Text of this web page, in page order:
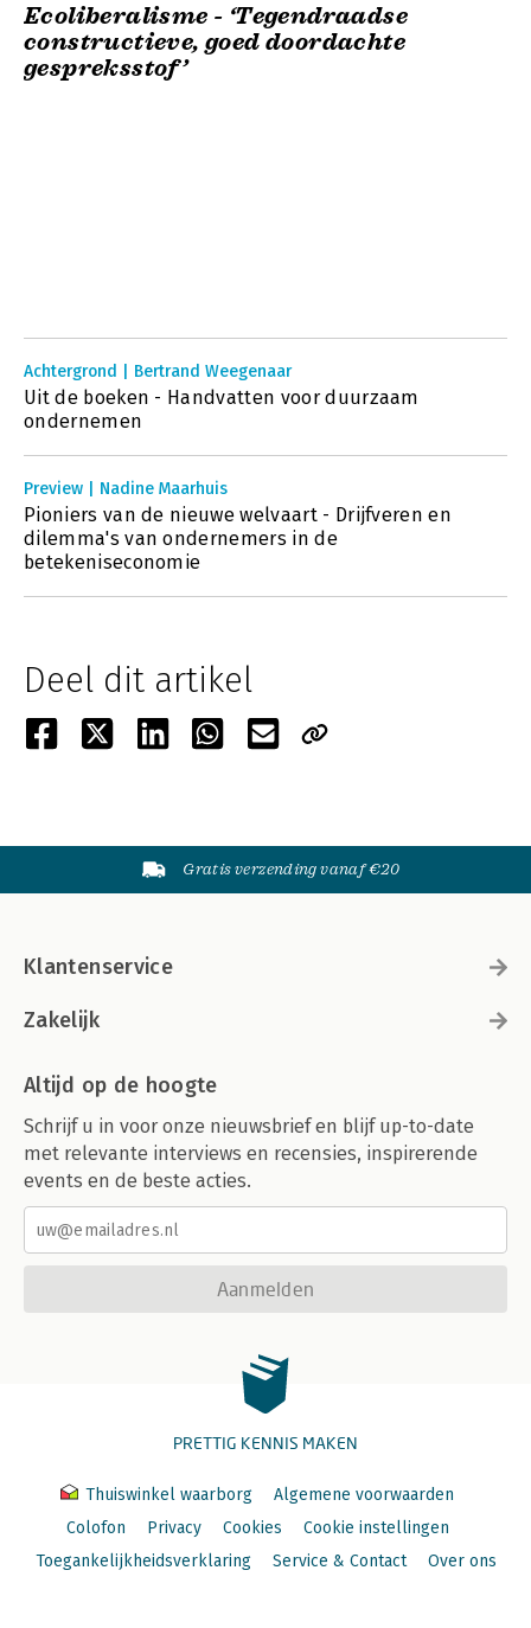
Ecoliberalisme - ‘Tegendraadse
constructieve, goed doordachte
gespreksstof’
Achtergrond | Bertrand Weegenaar
Uit de boeken - Handvatten voor duurzaam
ondernemen
Preview | Nadine Maarhuis
Pioniers van de nieuwe welvaart - Drijfveren en
dilemma's van ondernemers in de
betekeniseconomie
Deel dit artikel
Gratis verzending vanaf €20
Klantenservice
Zakelijk
Altijd op de hoogte
Schrijf u in voor onze nieuwsbrief en blijf up-to-date
met relevante interviews en recensies, inspirerende
events en de beste acties.
Aanmelden
PRETTIG KENNIS MAKEN
Thuiswinkel waarborg
Algemene voorwaarden
Colofon
Privacy Cookies
Cookie instellingen
Toegankelijkheidsverklaring
Service & Contact Over ons